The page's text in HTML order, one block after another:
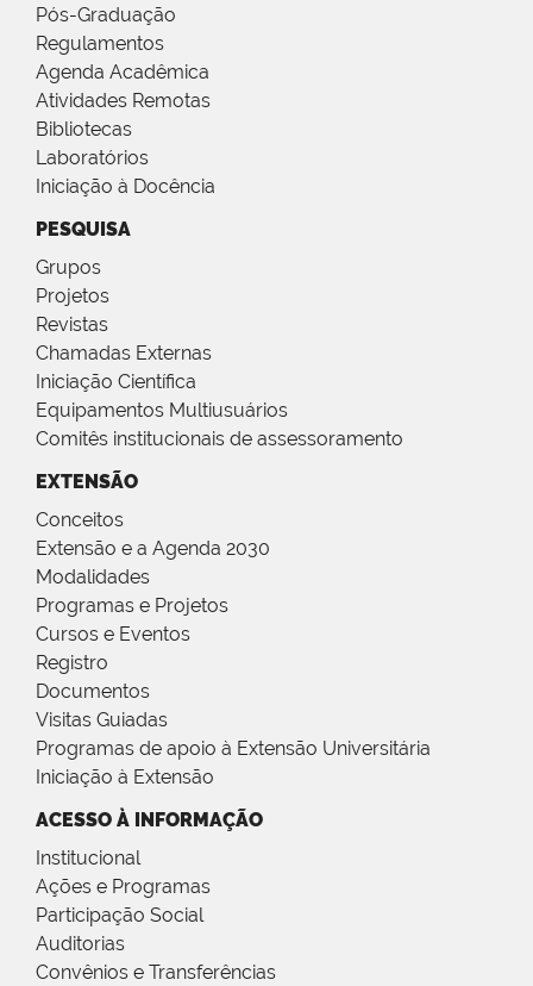
Pós-Graduação
Regulamentos
Agenda Acadêmica
Atividades Remotas
Bibliotecas
Laboratórios
Iniciação à Docência
PESQUISA
Grupos
Projetos
Revistas
Chamadas Externas
Iniciação Científica
Equipamentos Multiusuários
Comitês institucionais de assessoramento
EXTENSÃO
Conceitos
Extensão e a Agenda 2030
Modalidades
Programas e Projetos
Cursos e Eventos
Registro
Documentos
Visitas Guiadas
Programas de apoio à Extensão Universitária
Iniciação à Extensão
ACESSO À INFORMAÇÃO
Institucional
Ações e Programas
Participação Social
Auditorias
Convênios e Transferências